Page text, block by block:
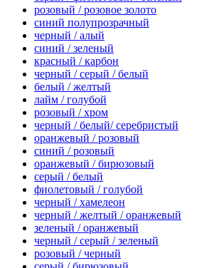
розовый / розовое золото
синий полупрозрачный
черный / алый
синий / зеленый
красный / карбон
черный / серый / белый
белый / желтый
лайм / голубой
розовый / хром
черный / белый/ серебристый
оранжевый / розовый
синий / розовый
оранжевый / бирюзовый
серый / белый
фиолетовый / голубой
черный / хамелеон
черный / желтый / оранжевый
зеленый / оранжевый
черный / серый / зеленый
розовый / черный